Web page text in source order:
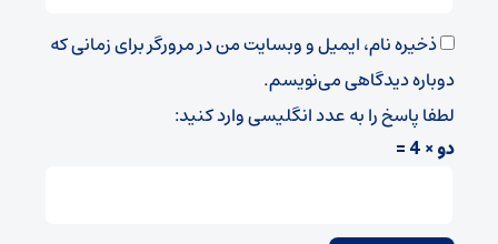
ذخیره نام، ایمیل و وبسایت من در مرورگر برای زمانی که
دوباره دیدگاهی می‌نویسم.
لطفا پاسخ را به عدد انگلیسی وارد کنید:
دو × 4 =